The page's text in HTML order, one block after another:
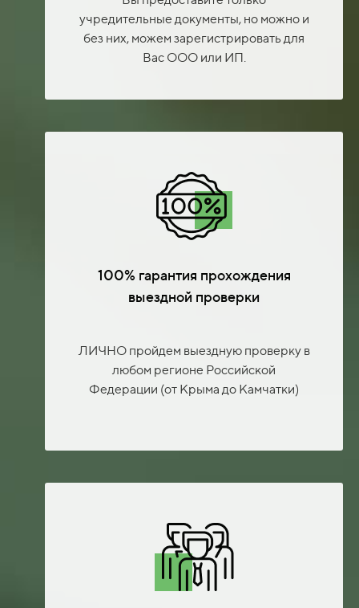
учредительные документы, но можно и
без них, можем зарегистрировать для
Вас ООО или ИП.
100% гарантия прохождения
выездной проверки
ЛИЧНО пройдем выездную проверку в
любом регионе Российской
Федерации (от Крыма до Камчатки)